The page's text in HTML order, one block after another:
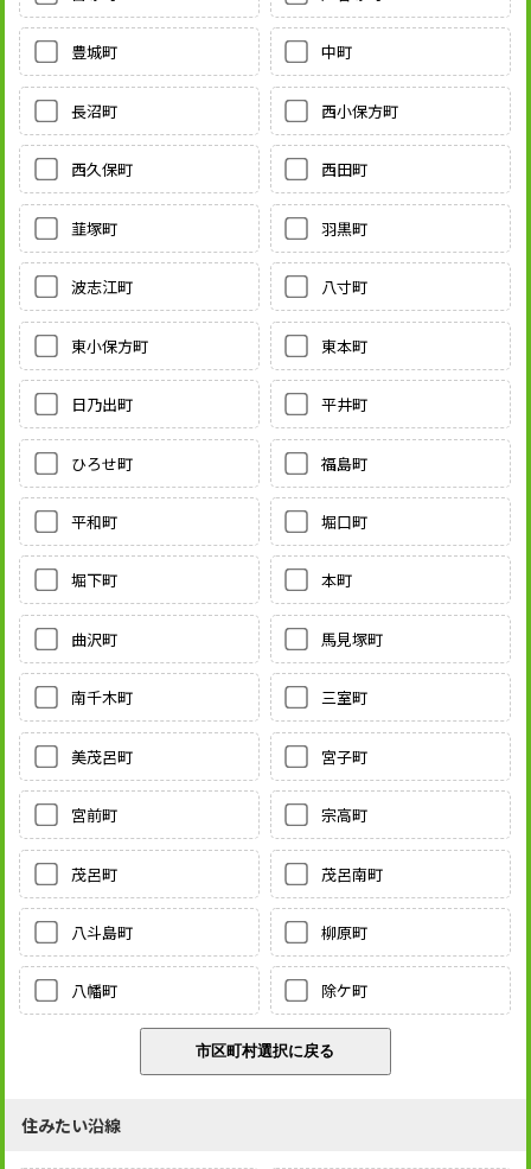
豊城町 中町
長沼町 西小保方町
西久保町 西田町
韮塚町 羽黒町
波志江町 八寸町
東小保方町 東本町
日乃出町 平井町
ひろせ町 福島町
平和町 堀口町
堀下町 本町
曲沢町 馬見塚町
南千木町 三室町
美茂呂町 宮子町
宮前町 宗高町
茂呂町 茂呂南町
八斗島町 柳原町
八幡町 除ケ町
住みたい沿線